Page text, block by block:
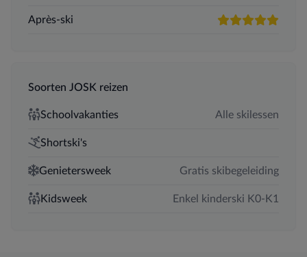
Après-ski
5 sterren
Soorten JOSK reizen
Schoolvakanties Alle skilessen
Shortski's
Genietersweek Gratis skibegeleiding
Kidsweek Enkel kinderski K0-K1